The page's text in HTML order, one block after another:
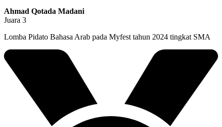
Ahmad Qotada Madani
Juara 3
Lomba Pidato Bahasa Arab pada Myfest tahun 2024 tingkat SMA